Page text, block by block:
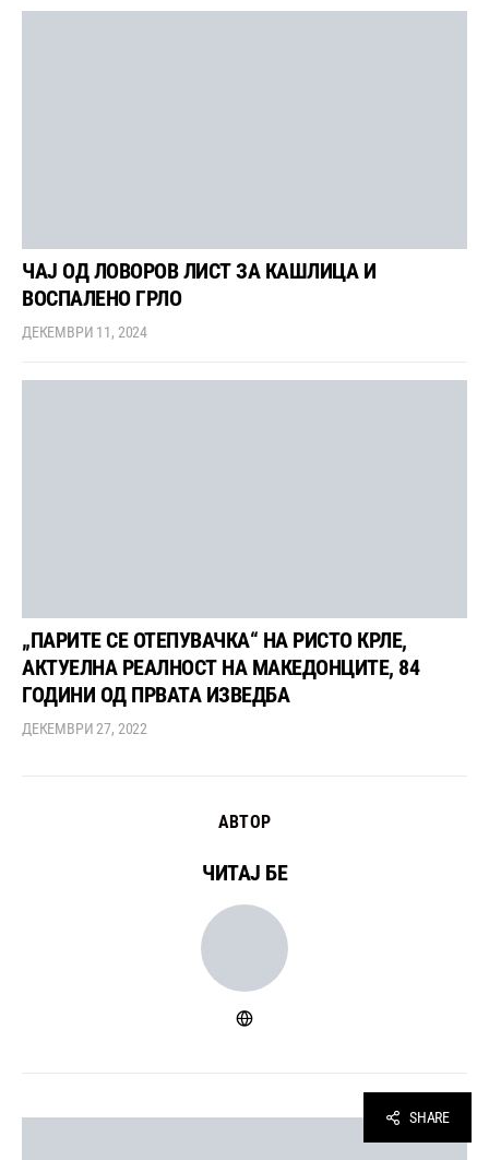
ЧАЈ ОД ЛОВОРОВ ЛИСТ ЗА КАШЛИЦА И
ВОСПАЛЕНО ГРЛО
ДЕКЕМВРИ 11, 2024
„ПАРИТЕ СЕ ОТЕПУВАЧКА“ НА РИСТО КРЛЕ,
АКТУЕЛНА РЕАЛНОСТ НА МАКЕДОНЦИТЕ, 84
ГОДИНИ ОД ПРВАТА ИЗВЕДБА
ДЕКЕМВРИ 27, 2022
АВТОР
ЧИТАЈ БЕ
SHARE